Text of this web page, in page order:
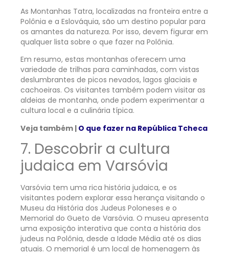
As Montanhas Tatra, localizadas na fronteira entre a
Polônia e a Eslováquia, são um destino popular para
os amantes da natureza. Por isso, devem figurar em
qualquer lista sobre o que fazer na Polônia.
Em resumo, estas montanhas oferecem uma
variedade de trilhas para caminhadas, com vistas
deslumbrantes de picos nevados, lagos glaciais e
cachoeiras. Os visitantes também podem visitar as
aldeias de montanha, onde podem experimentar a
cultura local e a culinária típica.
Veja também | O que fazer na República Tcheca
7. Descobrir a cultura
judaica em Varsóvia
Varsóvia tem uma rica história judaica, e os
visitantes podem explorar essa herança visitando o
Museu da História dos Judeus Poloneses e o
Memorial do Gueto de Varsóvia. O museu apresenta
uma exposição interativa que conta a história dos
judeus na Polônia, desde a Idade Média até os dias
atuais. O memorial é um local de homenagem às